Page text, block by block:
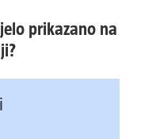
prikazano na